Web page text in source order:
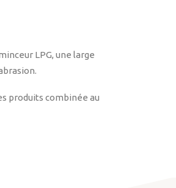
LPG, une large
produits combinée au